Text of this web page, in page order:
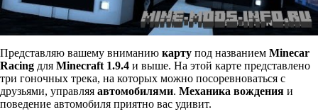
Представляю вашему вниманию карту под названием Minecar
Racing для Minecraft 1.9.4 и выше. На этой карте представлено
три гоночных трека, на которых можно посоревноваться с
друзьями, управляя автомобилями. Механика вождения и
поведение автомобиля приятно вас удивит.